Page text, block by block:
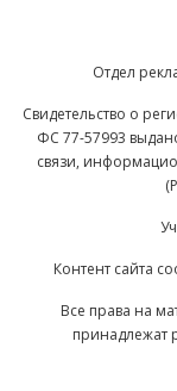
Отдел
Свидетельство о
ФС 77-57993
связи,
Контент сайта
Все права на
принадлежат